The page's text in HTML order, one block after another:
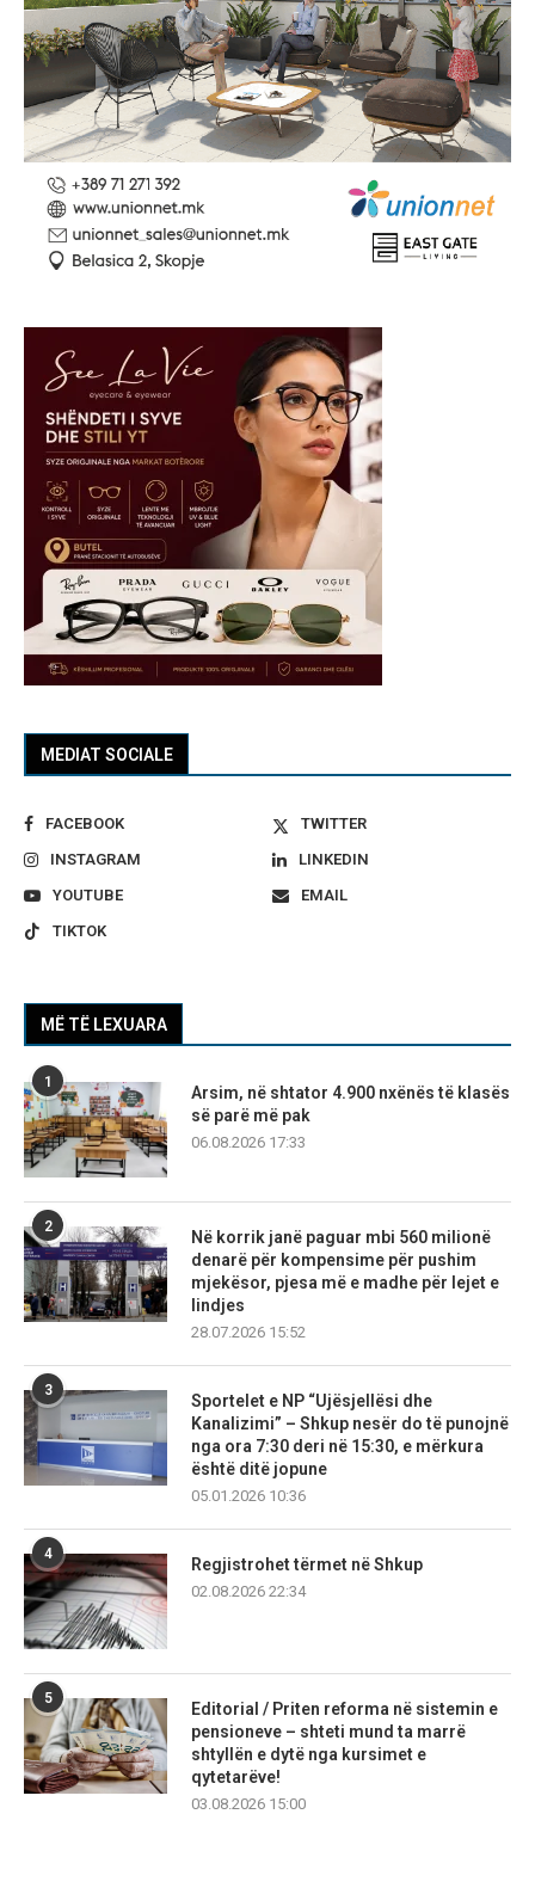
MEDIAT SOCIALE
FACEBOOK
TWITTER
INSTAGRAM
LINKEDIN
YOUTUBE
EMAIL
TIKTOK
MË TË LEXUARA
1
Arsim, në shtator 4.900 nxënës të klasës
së parë më pak
06.08.2026 17:33
2
Në korrik janë paguar mbi 560 milionë
denarë për kompensime për pushim
mjekësor, pjesa më e madhe për lejet e
lindjes
28.07.2026 15:52
3
Sportelet e NP “Ujësjellësi dhe
Kanalizimi” – Shkup nesër do të punojnë
nga ora 7:30 deri në 15:30, e mërkura
është ditë jopune
05.01.2026 10:36
4
Regjistrohet tërmet në Shkup
02.08.2026 22:34
5
Editorial / Priten reforma në sistemin e
pensioneve – shteti mund ta marrë
shtyllën e dytë nga kursimet e
qytetarëve!
03.08.2026 15:00